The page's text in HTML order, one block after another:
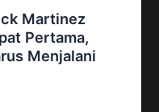
Martinez
Pertama,
Menjalani